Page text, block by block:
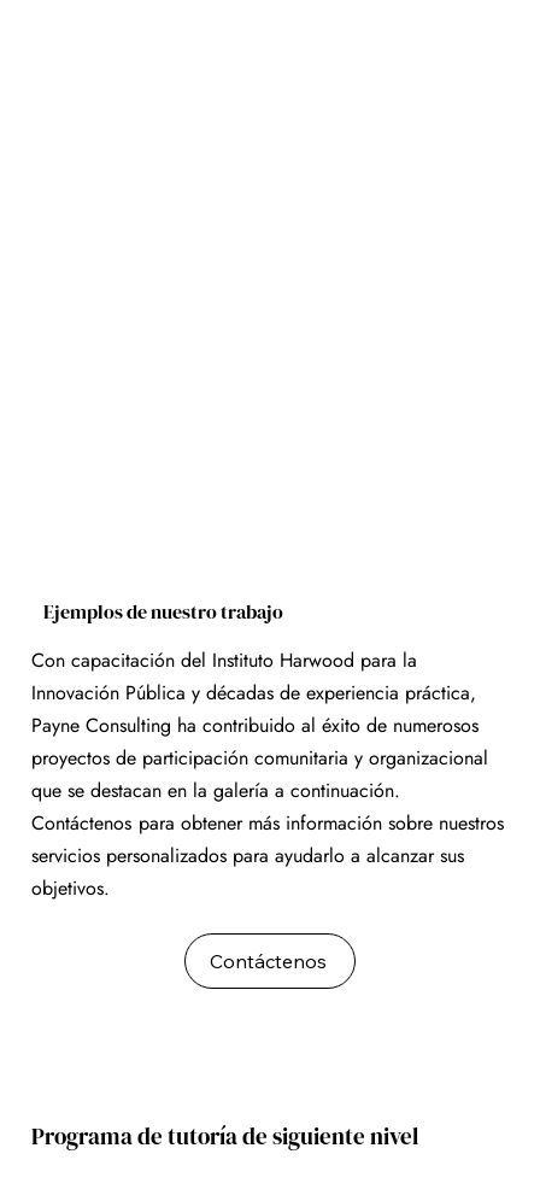
Con capacitación del Instituto Harwood para la
Innovación Pública y décadas de experiencia práctica,
Payne Consulting ha contribuido al éxito de numerosos
proyectos de participación comunitaria y organizacional
que se destacan en la galería a continuación.
Contáctenos para obtener más información sobre nuestros
servicios personalizados para ayudarlo a alcanzar sus
objetivos.
Ejemplos de nuestro trabajo
Contáctenos
Programa de tutoría de siguiente nivel